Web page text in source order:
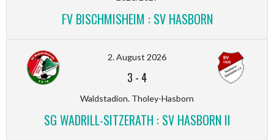
FV BISCHMISHEIM : SV HASBORN
2. August 2026
3 - 4
Waldstadion. Tholey-Hasborn
SG WADRILL-SITZERATH : SV HASBORN II